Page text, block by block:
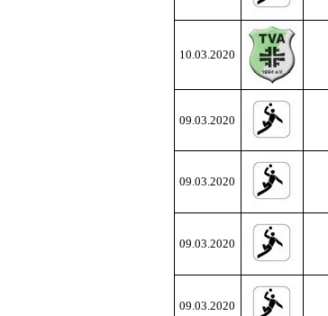
10.03.2020
09.03.2020
09.03.2020
09.03.2020
09.03.2020